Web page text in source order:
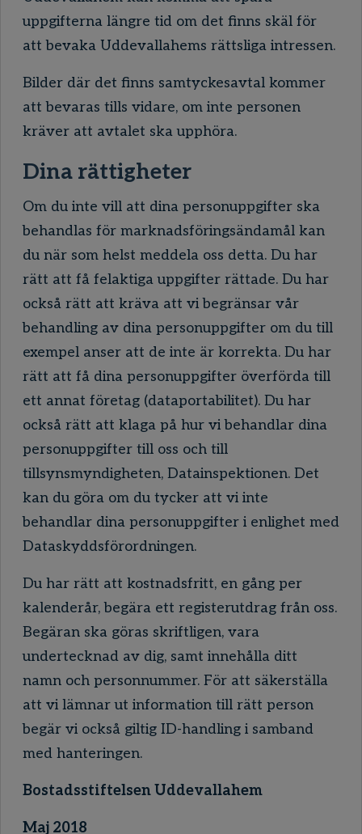
uppgifterna längre tid om det finns skäl för
att bevaka Uddevallahems rättsliga intressen.
Bilder där det finns samtyckesavtal kommer
att bevaras tills vidare, om inte personen
kräver att avtalet ska upphöra.
Dina rättigheter
Om du inte vill att dina personuppgifter ska
behandlas för marknadsföringsändamål kan
du när som helst meddela oss detta. Du har
rätt att få felaktiga uppgifter rättade. Du har
också rätt att kräva att vi begränsar vår
behandling av dina personuppgifter om du till
exempel anser att de inte är korrekta. Du har
rätt att få dina personuppgifter överförda till
ett annat företag (dataportabilitet). Du har
också rätt att klaga på hur vi behandlar dina
personuppgifter till oss och till
tillsynsmyndigheten, Datainspektionen. Det
kan du göra om du tycker att vi inte
behandlar dina personuppgifter i enlighet med
Dataskyddsförordningen.
Du har rätt att kostnadsfritt, en gång per
kalenderår, begära ett registerutdrag från oss.
Begäran ska göras skriftligen, vara
undertecknad av dig, samt innehålla ditt
namn och personnummer. För att säkerställa
att vi lämnar ut information till rätt person
begär vi också giltig ID-handling i samband
med hanteringen.
Bostadsstiftelsen Uddevallahem
Maj 2018